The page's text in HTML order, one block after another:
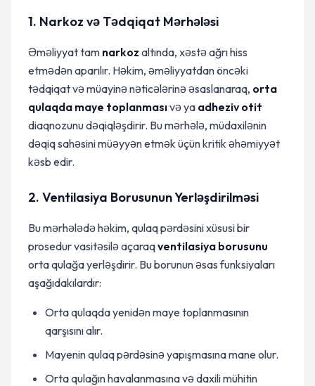
1. Narkoz və Tədqiqat Mərhələsi
Əməliyyat tam narkoz altında, xəstə ağrı hiss
etmədən aparılır. Həkim, əməliyyatdan öncəki
tədqiqat və müayinə nəticələrinə əsaslanaraq, orta
qulaqda maye toplanmasıvə ya adheziv otit
diaqnozunu dəqiqləşdirir. Bu mərhələ, müdaxilənin
dəqiq sahəsini müəyyən etmək üçün kritik əhəmiyyət
kəsb edir.
2. Ventilasiya Borusunun Yerləşdirilməsi
Bu mərhələdə həkim, qulaq pərdəsini xüsusi bir
prosedur vasitəsilə açaraqventilasiya borusunu
orta qulağa yerləşdirir. Bu borunun əsas funksiyaları
aşağıdakılardır:
Orta qulaqda yenidən maye toplanmasının
qarşısını alır.
Mayenin qulaq pərdəsinə yapışmasına mane olur.
Orta qulağın havalanmasına və daxili mühitin